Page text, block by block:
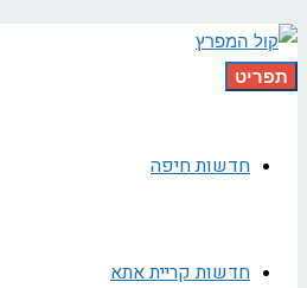
תפריט
חדשות חיפה
חדשות קריית אתא